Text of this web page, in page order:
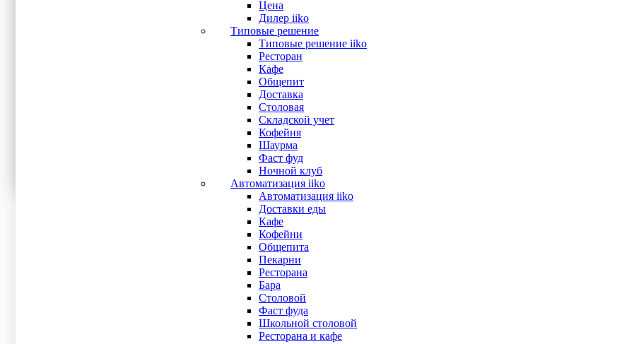
Цена
Дилер iiko
Типовые решение
Типовые решение iiko
Ресторан
Кафе
Общепит
Доставка
Столовая
Складской учет
Кофейня
Шаурма
Фаст фуд
Ночной клуб
Автоматизация iiko
Автоматизация iiko
Доставки еды
Кафе
Кофейни
Общепита
Пекарни
Ресторана
Бара
Столовой
Фаст фуда
Школьной столовой
Ресторана и кафе